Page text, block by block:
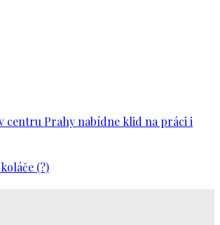
centru Prahy nabídne klid na práci i
(?)